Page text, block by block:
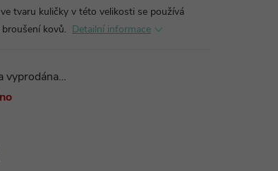
tvaru kuličky v této velikosti se používá
kovů. Detailní informace
vyprodána…